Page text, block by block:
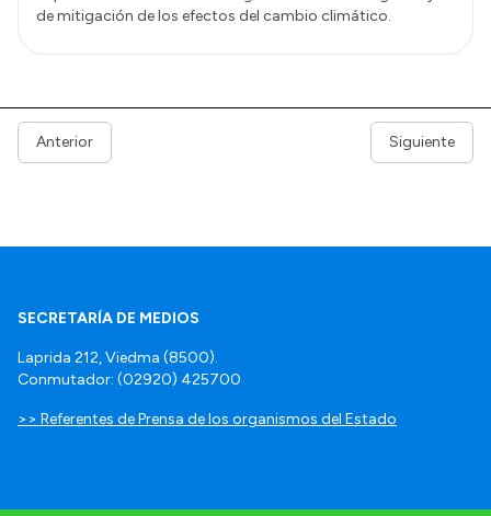
de mitigación de los efectos del cambio climático.
Anterior Siguiente
SECRETARÍA DE MEDIOS
Laprida 212, Viedma (8500).
Conmutador: (02920) 425700
>> Referentes de Prensa de los organismos del Estado